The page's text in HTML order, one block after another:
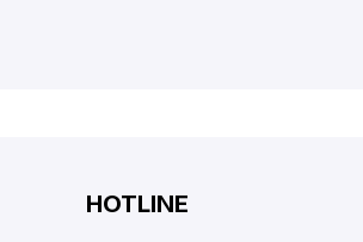
HOTLINE